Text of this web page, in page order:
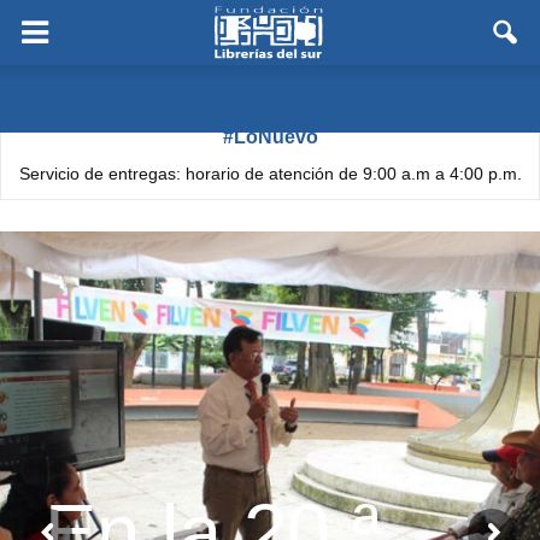
#LoNuevo
Servicio de entregas: horario de atención de 9:00 a.m a 4:00 p.m.